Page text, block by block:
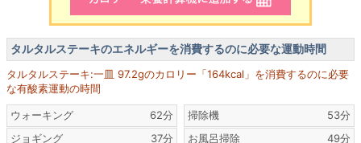
タルタルステーキのエネルギーを消費するのに必要な運動時間
タルタルステーキ:一皿 97.2gのカロリー「164kcal」を消費するのに必要
な有酸素運動の時間
ウォーキング
62分
ジョギング
37分
掃除機
53分
お風呂掃除
49分